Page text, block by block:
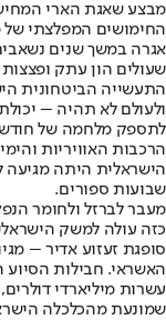
מבצע שאגת הארי
החימושים המפלצתי של
אגרה במשך שנים
שעולים הון עתק
התעשייה הביטחונית
ולעולם לא תהיה –
לתספק מלחמה של
הרכבות האוויריות
הישראלית היתה מגיעה
שבועות ספורים.
מעבר לברזל ולחומר
כזה עולה למשק
סופגת זעזוע אדיר –
האשראי. חבילות
עשרות מיליארדי
שמונעת מהכלכלה